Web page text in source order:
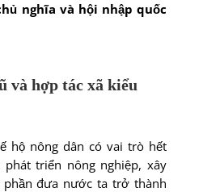
nghĩa và hội nhập quốc
và hợp tác xã kiểu
hộ nông dân có vai trò hết
triển nông nghiệp, xây
đưa nước ta trở thành